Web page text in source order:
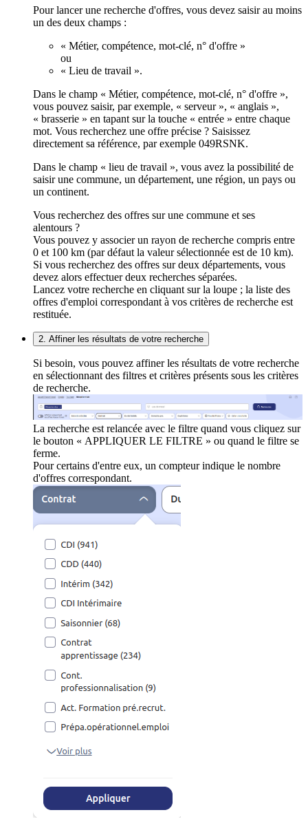
Pour lancer une recherche d'offres, vous devez saisir au moins
un des deux champs :
« Métier, compétence, mot-clé, n° d'offre »
ou
« Lieu de travail ».
Dans le champ « Métier, compétence, mot-clé, n° d'offre »,
vous pouvez saisir, par exemple, « serveur », « anglais »,
« brasserie » en tapant sur la touche « entrée » entre chaque
mot. Vous recherchez une offre précise ? Saisissez
directement sa référence, par exemple 049RSNK.
Dans le champ « lieu de travail », vous avez la possibilité de
saisir une commune, un département, une région, un pays ou
un continent.
Vous recherchez des offres sur une commune et ses
alentours ?
Vous pouvez y associer un rayon de recherche compris entre
0 et 100 km (par défaut la valeur sélectionnée est de 10 km).
Si vous recherchez des offres sur deux départements, vous
devez alors effectuer deux recherches séparées.
Lancez votre recherche en cliquant sur la loupe ; la liste des
offres d'emploi correspondant à vos critères de recherche est
restituée.
2. Affiner les résultats de votre recherche
Si besoin, vous pouvez affiner les résultats de votre recherche
en sélectionnant des filtres et critères présents sous les critères
de recherche.
La recherche est relancée avec le filtre quand vous cliquez sur
le bouton « APPLIQUER LE FILTRE » ou quand le filtre se
ferme.
Pour certains d'entre eux, un compteur indique le nombre
d'offres correspondant.